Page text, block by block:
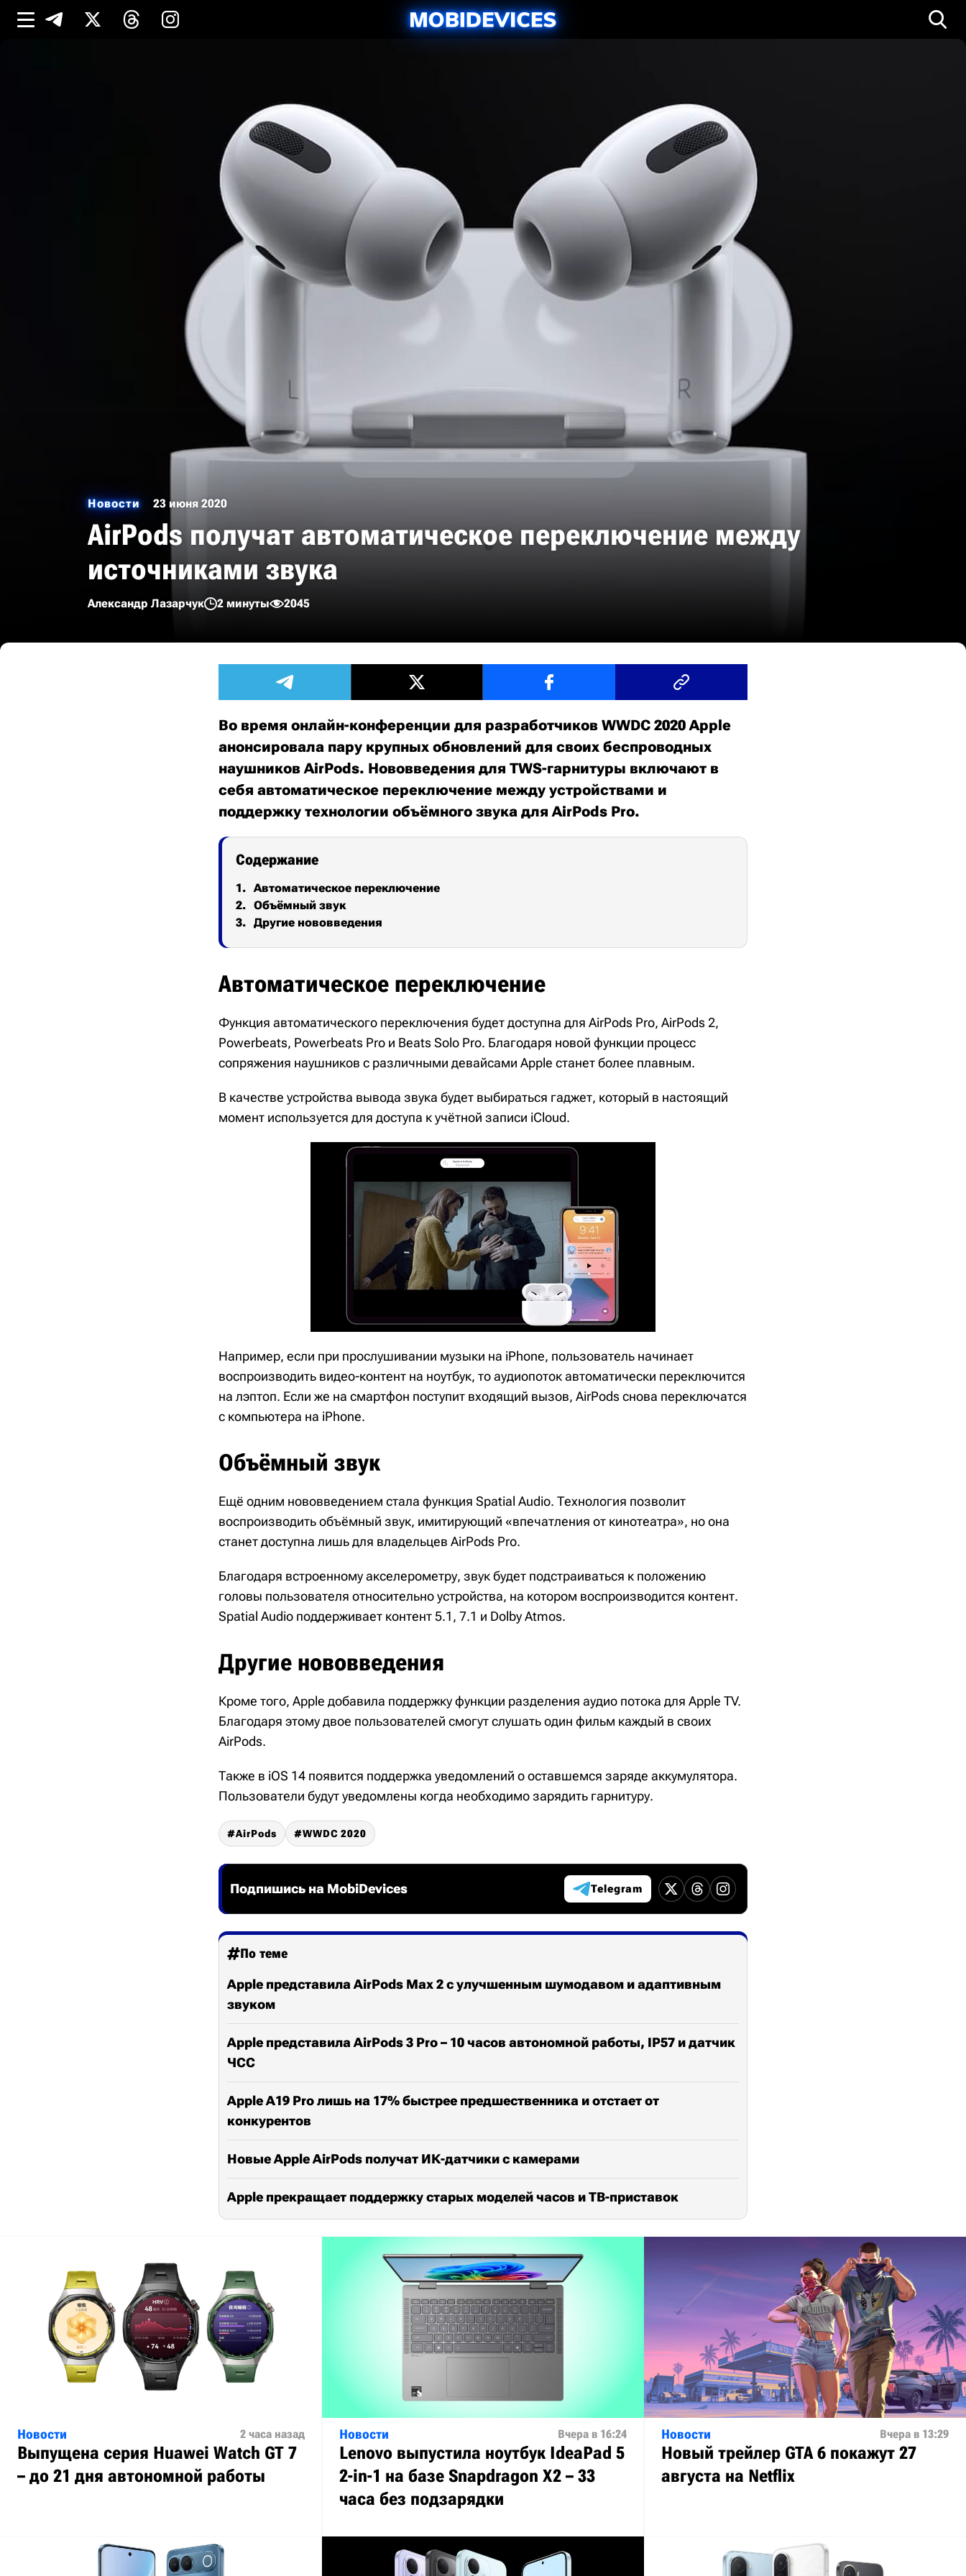
Новости 23 июня 2020
AirPods получат автоматическое переключение между
источниками звука
Александр Лазарчук 2 минуты 2045
Во время онлайн-конференции для разработчиков WWDC 2020 Apple
анонсировала пару крупных обновлений для своих беспроводных
наушников AirPods. Нововведения для TWS-гарнитуры включают в
себя автоматическое переключение между устройствами и
поддержку технологии объёмного звука для AirPods Pro.
Содержание
Автоматическое переключение
Объёмный звук
Другие нововведения
Автоматическое переключение
Функция автоматического переключения будет доступна для AirPods Pro, AirPods 2,
Powerbeats, Powerbeats Pro и Beats Solo Pro. Благодаря новой функции процесс
сопряжения наушников с различными девайсами Apple станет более плавным.
В качестве устройства вывода звука будет выбираться гаджет, который в настоящий
момент используется для доступа к учётной записи iCloud.
Например, если при прослушивании музыки на iPhone, пользователь начинает
воспроизводить видео-контент на ноутбук, то аудиопоток автоматически переключится
на лэптоп. Если же на смартфон поступит входящий вызов, AirPods снова переключатся
с компьютера на iPhone.
Объёмный звук
Ещё одним нововведением стала функция Spatial Audio. Технология позволит
воспроизводить объёмный звук, имитирующий «впечатления от кинотеатра», но она
станет доступна лишь для владельцев AirPods Pro.
Благодаря встроенному акселерометру, звук будет подстраиваться к положению
головы пользователя относительно устройства, на котором воспроизводится контент.
Spatial Audio поддерживает контент 5.1, 7.1 и Dolby Atmos.
Другие нововведения
Кроме того, Apple добавила поддержку функции разделения аудио потока для Apple TV.
Благодаря этому двое пользователей смогут слушать один фильм каждый в своих
AirPods.
Также в iOS 14 появится поддержка уведомлений о оставшемся заряде аккумулятора.
Пользователи будут уведомлены когда необходимо зарядить гарнитуру.
AirPods WWDC 2020
Подпишись на MobiDevices Telegram
По теме
Apple представила AirPods Max 2 с улучшенным шумодавом и адаптивным
звуком
Apple представила AirPods 3 Pro – 10 часов автономной работы, IP57 и датчик
ЧСС
Apple A19 Pro лишь на 17% быстрее предшественника и отстает от
конкурентов
Новые Apple AirPods получат ИК-датчики с камерами
Apple прекращает поддержку старых моделей часов и ТВ-приставок
Новости 2 часа назад
Выпущена серия Huawei Watch GT 7
– до 21 дня автономной работы
Новости Вчера в 16:24
Lenovo выпустила ноутбук IdeaPad 5
2-in-1 на базе Snapdragon X2 – 33
часа без подзарядки
Новости Вчера в 13:29
Новый трейлер GTA 6 покажут 27
августа на Netflix